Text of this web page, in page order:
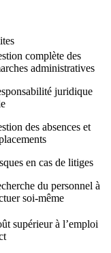
complète des
administratives
juridique
des absences et
en cas de litiges
du personnel à
soi-même
supérieur à l’emploi